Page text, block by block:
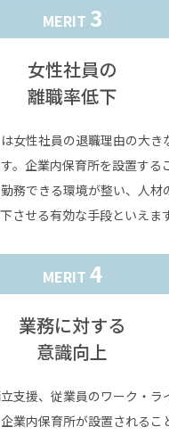
MERIT 3
女性社員の
離職率低下
は女性社員の退職理由の大き
。企業内保育所を設置する
務できる環境が整い、人材
させる有効な手段といえます
MERIT 4
業務に対する
意識向上
支援、従業員のワーク・ラ
業内保育所が設置されるこ